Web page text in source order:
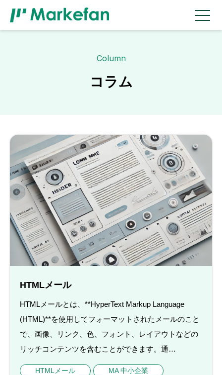
Column
コラム
HTMLメール
HTMLメールとは、**HyperText Markup Language
(HTML)**を使用してフォーマットされたメールのこと
で、画像、リンク、色、フォント、レイアウトなどの
リッチコンテンツを含むことができます。通…
HTMLメール
MA 中小企業